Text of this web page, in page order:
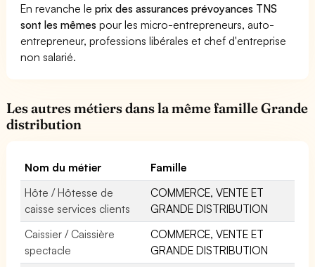
En revanche leprix des assurances prévoyances TNS
sont les mêmes pour les micro-entrepreneurs, auto-
entrepreneur, professions libérales et chef d'entreprise
non salarié.
Les autres métiers dans la même famille Grande
distribution
Nom du métier
Famille
Hôte / Hôtesse de
caisse services clients
COMMERCE, VENTE ET
GRANDE DISTRIBUTION
Caissier / Caissière
spectacle
COMMERCE, VENTE ET
GRANDE DISTRIBUTION